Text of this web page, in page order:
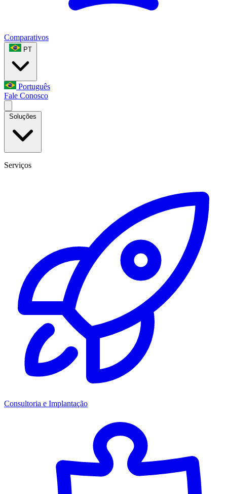
Comparativos
PT
Português
Fale Conosco
Soluções
Serviços
Consultoria e Implantação